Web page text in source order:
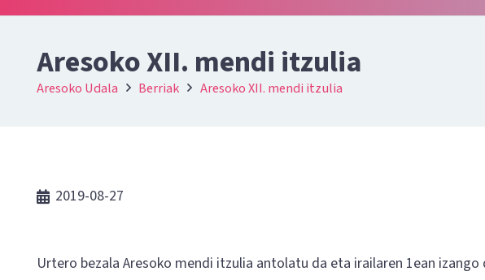
Aresoko XII. mendi itzulia
Aresoko Udala Berriak Aresoko XII. mendi itzulia
2019-08-27
Urtero bezala Aresoko mendi itzulia antolatu da eta irailaren 1ean izango